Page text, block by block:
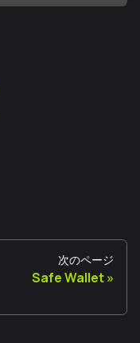
次のページ
Safe Wallet